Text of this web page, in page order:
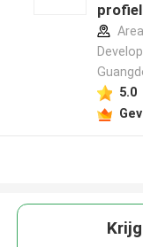
profiel
5.0